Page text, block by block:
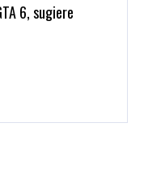
6, sugiere
de Resident Evil